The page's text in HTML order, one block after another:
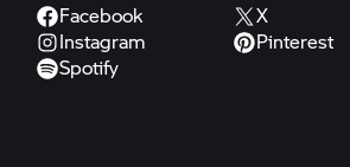
Facebook X
Instagram
Pinterest
Spotify